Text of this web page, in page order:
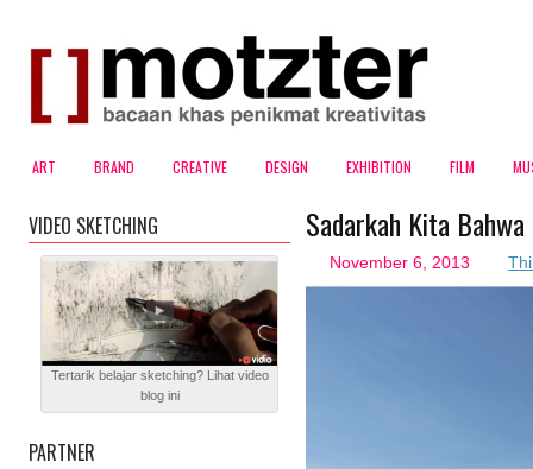
ART BRAND CREATIVE DESIGN EXHIBITION FILM
Sadarkah Kita
November 6, 2013
VIDEO SKETCHING
Tertarik belajar sketching? Lihat video
blog ini
PARTNER